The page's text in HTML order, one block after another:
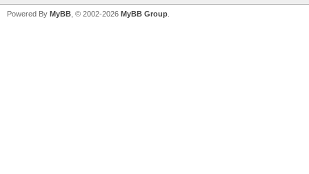
Powered By MyBB , © 2002-2026 MyBB Group